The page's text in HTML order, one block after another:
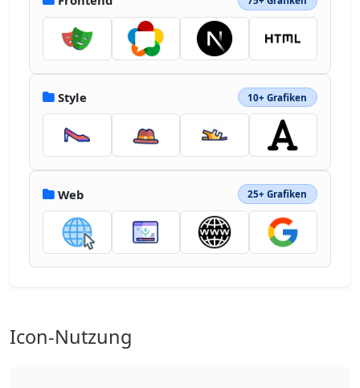
Style 10+ Grafiken
Web 25+ Grafiken
Icon-Nutzung